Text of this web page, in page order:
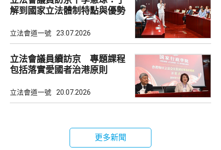
解到國家立法體制特點與優勢
立法會道一號 23.07.2026
立法會議員續訪京 專題課程
包括落實愛國者治港原則
立法會道一號 20.07.2026
更多新聞